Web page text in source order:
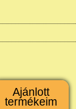
Ajánlott
termékeim